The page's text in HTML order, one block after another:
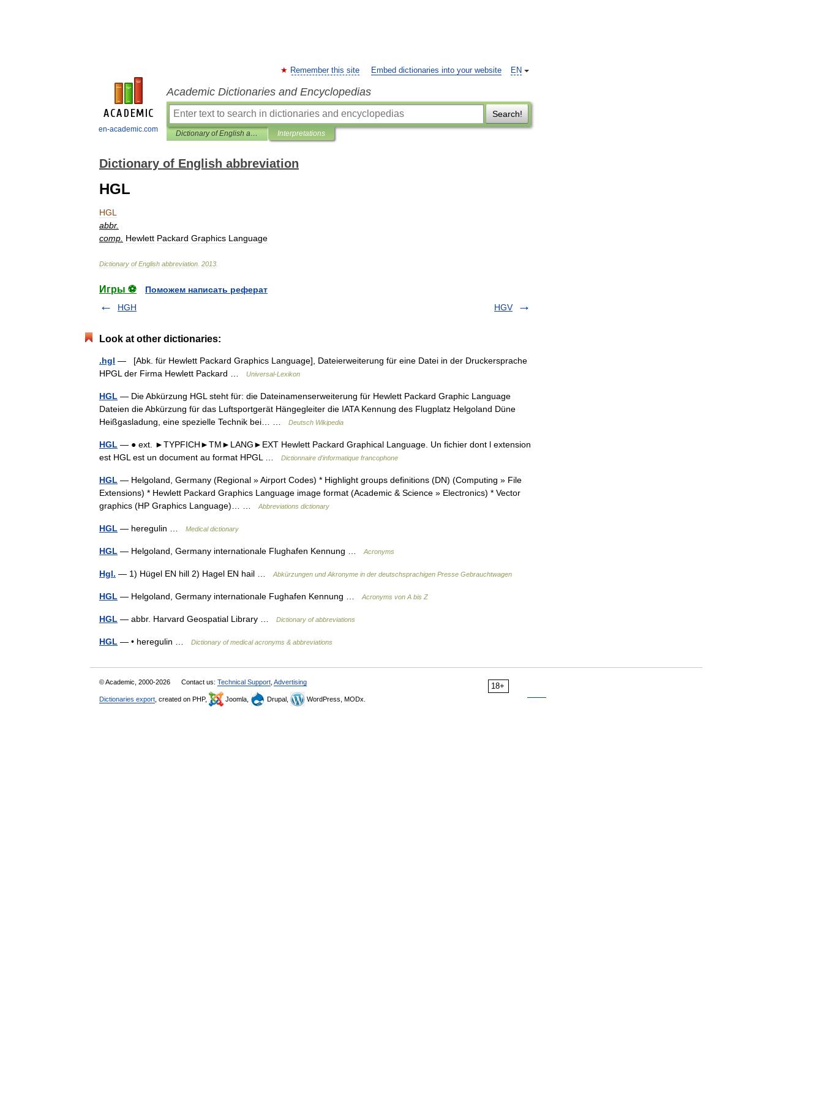
en-academic.com
EN
Remember this site Embed dictionaries into your website
Academic Dictionaries and Encyclopedias
Search!
Dictionary of English abbreviation Interpretations
Dictionary of English abbreviation
HGL
HGL
abbr.
comp Hewlett Packard Graphics Language
Dictionary of English abbreviation 2013
Игры ⚽
Поможем написать реферат
HGH
HGV
Look at other dictionaries:
.hgl — [Abk. für Hewlett Packard Graphics Language], Dateierweiterung für eine Datei in der Druckersprache
HPGL der Firma Hewlett Packard …
Universal-Lexikon
HGL — Die Abkürzung HGL steht für: die Dateinamenserweiterung für Hewlett Packard Graphic Language
Dateien die Abkürzung für das Luftsportgerät Hängegleiter die IATA Kennung des Flugplatz Helgoland Düne
Heißgasladung, eine spezielle Technik bei… …
Deutsch Wikipedia
HGL — ● ext. ►TYPFICH►TM►LANG►EXT Hewlett Packard Graphical Language. Un fichier dont l extension
est HGL est un document au format HPGL …
Dictionnaire d'informatique francophone
HGL — Helgoland, Germany (Regional » Airport Codes) * Highlight groups definitions (DN) (Computing » File
Extensions) * Hewlett Packard Graphics Language image format (Academic & Science » Electronics) * Vector
graphics (HP Graphics Language)… …
Abbreviations dictionary
HGL — heregulin … Medical dictionary
HGL — Helgoland, Germany internationale Flughafen Kennung … Acronyms
Hgl. — 1) Hügel EN hill 2) Hagel EN hail … Abkürzungen und Akronyme in der deutschsprachigen Presse Gebrauchtwagen
HGL — Helgoland, Germany internationale Fughafen Kennung … Acronyms von A bis Z
HGL — abbr. Harvard Geospatial Library … Dictionary of abbreviations
HGL — • heregulin … Dictionary of medical acronyms & abbreviations
18+
© Academic, 2000-2026 Contact us: Technical Support Advertising
Dictionaries export , created on PHP, Joomla, Drupal, WordPress, MODx.